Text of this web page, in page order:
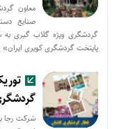
معاون
صنایع
گردشگری ویژه گلاب گیری
پایتخت گردشگری کویری
تور
شرکت رجا